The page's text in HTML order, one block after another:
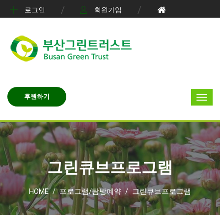
로그인 회원가입
후원하기
그린큐브프로그램
HOME / 프로그램/탐방예약 / 그린큐브프로그램